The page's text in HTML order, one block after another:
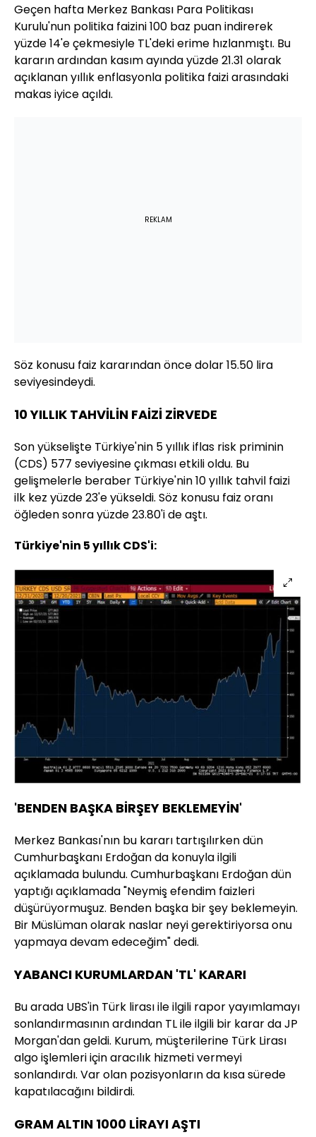
Geçen hafta Merkez Bankası Para Politikası
Kurulu'nun politika faizini 100 baz puan indirerek
yüzde 14'e çekmesiyle TL'deki erime hızlanmıştı. Bu
kararın ardından kasım ayında yüzde 21.31 olarak
açıklanan yıllık enflasyonla politika faizi arasındaki
makas iyice açıldı.
REKLAM
Söz konusu faiz kararından önce dolar 15.50 lira
seviyesindeydi.
10 YILLIK TAHVİLİN FAİZİ ZİRVEDE
Son yükselişte Türkiye'nin 5 yıllık iflas risk priminin
(CDS) 577 seviyesine çıkması etkili oldu. Bu
gelişmelerle beraber Türkiye'nin 10 yıllık tahvil faizi
ilk kez yüzde 23'e yükseldi. Söz konusu faiz oranı
öğleden sonra yüzde 23.80'i de aştı.
Türkiye'nin 5 yıllık CDS'i:
'BENDEN BAŞKA BİRŞEY BEKLEMEYİN'
Merkez Bankası'nın bu kararı tartışılırken dün
Cumhurbaşkanı Erdoğan da konuyla ilgili
açıklamada bulundu. Cumhurbaşkanı Erdoğan dün
yaptığı açıklamada "Neymiş efendim faizleri
düşürüyormuşuz. Benden başka bir şey beklemeyin.
Bir Müslüman olarak naslar neyi gerektiriyorsa onu
yapmaya devam edeceğim" dedi.
YABANCI KURUMLARDAN 'TL' KARARI
Bu arada UBS'in Türk lirası ile ilgili rapor yayımlamayı
sonlandırmasının ardından TL ile ilgili bir karar da JP
Morgan'dan geldi. Kurum, müşterilerine Türk Lirası
algo işlemleri için aracılık hizmeti vermeyi
sonlandırdı. Var olan pozisyonların da kısa sürede
kapatılacağını bildirdi.
GRAM ALTIN 1000 LİRAYI AŞTI